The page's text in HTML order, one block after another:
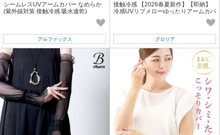
シームレスUVアームカバー なめらか
(紫外線対策 接触冷感 吸水速乾)
アルファックス
接触冷感 【2026春夏新作】【即納】
冷感UVリブメローゆったりアームカバ
グロリア